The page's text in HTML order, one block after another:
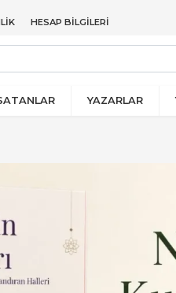
HESAP BILGILERI
YAZARLAR